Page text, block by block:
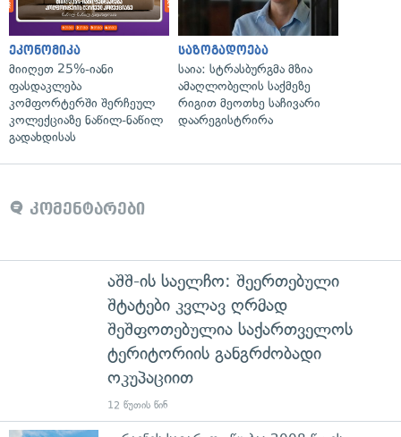
ეკონომიკა
მიიღეთ 25%-იანი
ფასდაკლება
კომფორტერში შერჩეულ
კოლექციაზე ნაწილ-ნაწილ
გადახდისას
საზოგადოება
საია: სტრასბურგმა მზია
ამაღლობელის საქმეზე
რიგით მეოთხე საჩივარი
დაარეგისტრირა
კომენტარები
აშშ-ის საელჩო: შეერთებული
შტატები კვლავ ღრმად
შეშფოთებულია საქართველოს
ტერიტორიის განგრძობადი
ოკუპაციით
12 წუთის წინ